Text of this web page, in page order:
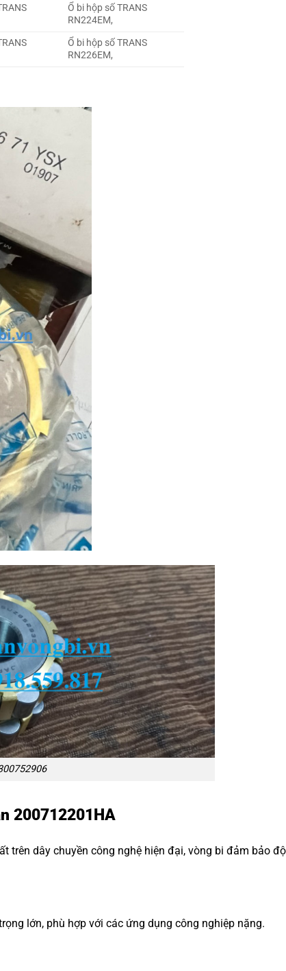
Ổ bi hộp số TRANS
RN224EM,
Ổ bi hộp số TRANS
RN226EM,
200712201HA
trên dây chuyền công nghệ hiện đại, vòng bi đảm bảo
lớn, phù hợp với các ứng dụng công nghiệp nặng.